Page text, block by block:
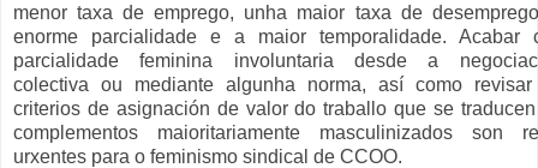
menor taxa de emprego, unha maior taxa de
enorme parcialidade e a maior temporalidade. Acabar
parcialidade feminina involuntaria desde a
colectiva ou mediante algunha norma, así como
criterios de asignación de valor do traballo que se
complementos maioritariamente masculinizados son
urxentes para o feminismo sindical de CCOO.